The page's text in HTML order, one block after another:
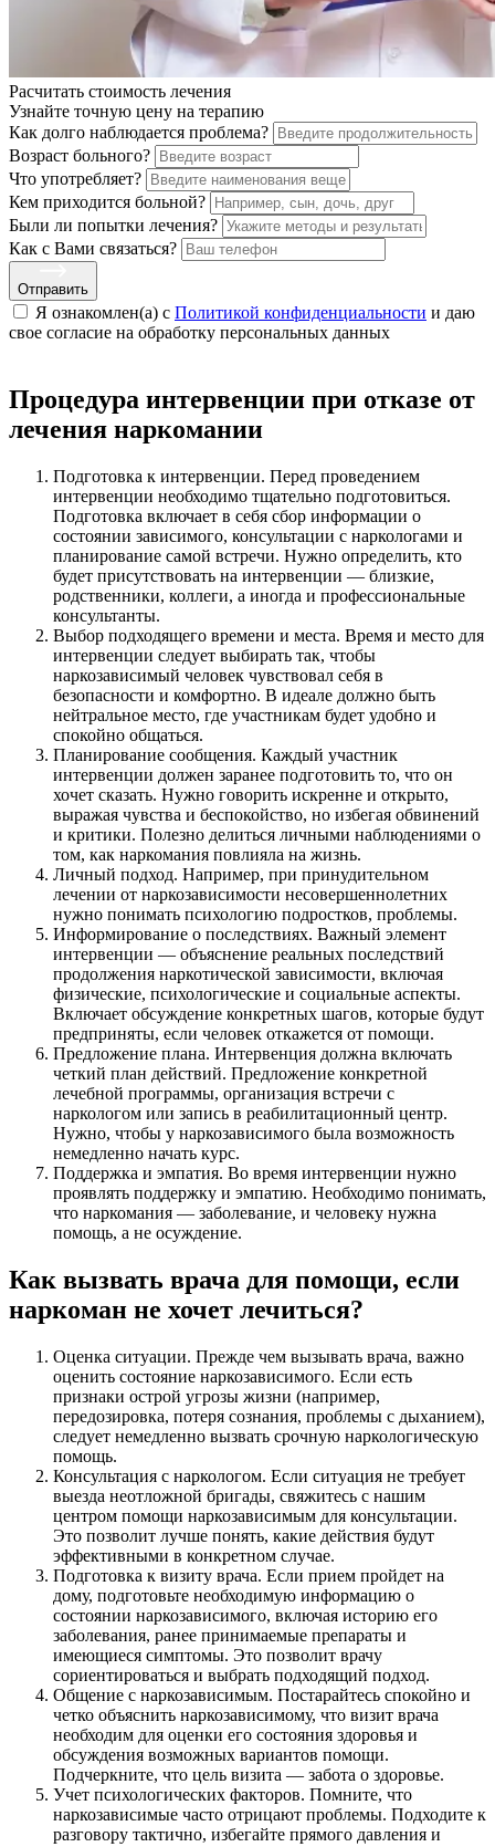
Расчитать стоимость лечения
Узнайте точную цену на терапию
Как долго наблюдается проблема?
Возраст больного?
Что употребляет?
Кем приходится больной?
Были ли попытки лечения?
Как с Вами связаться?
Отправить
Я ознакомлен(а) с Политикой конфиденциальности и даю
свое cогласие на обработку персональных данных
Процедура интервенции при отказе от
лечения наркомании
Подготовка к интервенции. Перед проведением
интервенции необходимо тщательно подготовиться.
Подготовка включает в себя сбор информации о
состоянии зависимого, консультации с наркологами и
планирование самой встречи. Нужно определить, кто
будет присутствовать на интервенции — близкие,
родственники, коллеги, а иногда и профессиональные
консультанты.
Выбор подходящего времени и места. Время и место для
интервенции следует выбирать так, чтобы
наркозависимый человек чувствовал себя в
безопасности и комфортно. В идеале должно быть
нейтральное место, где участникам будет удобно и
спокойно общаться.
Планирование сообщения. Каждый участник
интервенции должен заранее подготовить то, что он
хочет сказать. Нужно говорить искренне и открыто,
выражая чувства и беспокойство, но избегая обвинений
и критики. Полезно делиться личными наблюдениями о
том, как наркомания повлияла на жизнь.
Личный подход. Например, при принудительном
лечении от наркозависимости несовершеннолетних
нужно понимать психологию подростков, проблемы.
Информирование о последствиях. Важный элемент
интервенции — объяснение реальных последствий
продолжения наркотической зависимости, включая
физические, психологические и социальные аспекты.
Включает обсуждение конкретных шагов, которые будут
предприняты, если человек откажется от помощи.
Предложение плана. Интервенция должна включать
четкий план действий. Предложение конкретной
лечебной программы, организация встречи с
наркологом или запись в реабилитационный центр.
Нужно, чтобы у наркозависимого была возможность
немедленно начать курс.
Поддержка и эмпатия. Во время интервенции нужно
проявлять поддержку и эмпатию. Необходимо понимать,
что наркомания — заболевание, и человеку нужна
помощь, а не осуждение.
Как вызвать врача для помощи, если
наркоман не хочет лечиться?
Оценка ситуации. Прежде чем вызывать врача, важно
оценить состояние наркозависимого. Если есть
признаки острой угрозы жизни (например,
передозировка, потеря сознания, проблемы с дыханием),
следует немедленно вызвать срочную наркологическую
помощь.
Консультация с наркологом. Если ситуация не требует
выезда неотложной бригады, свяжитесь с нашим
центром помощи наркозависимым для консультации.
Это позволит лучше понять, какие действия будут
эффективными в конкретном случае.
Подготовка к визиту врача. Если прием пройдет на
дому, подготовьте необходимую информацию о
состоянии наркозависимого, включая историю его
заболевания, ранее принимаемые препараты и
имеющиеся симптомы. Это позволит врачу
сориентироваться и выбрать подходящий подход.
Общение с наркозависимым. Постарайтесь спокойно и
четко объяснить наркозависимому, что визит врача
необходим для оценки его состояния здоровья и
обсуждения возможных вариантов помощи.
Подчеркните, что цель визита — забота о здоровье.
Учет психологических факторов. Помните, что
наркозависимые часто отрицают проблемы. Подходите к
разговору тактично, избегайте прямого давления и